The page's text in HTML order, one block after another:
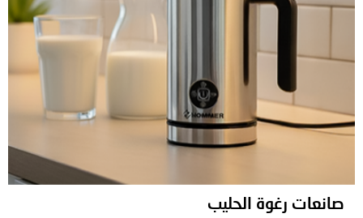
صانعات رغوة الحليب